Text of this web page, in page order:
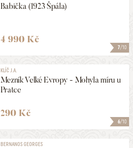
7/10
Babička (1923 Špála)
4 990 Kč
6/10
KLÍČ J.A.
Mezník Velké Evropy - Mohyla míru u
Pratce
290 Kč
BERNANOS GEORGES